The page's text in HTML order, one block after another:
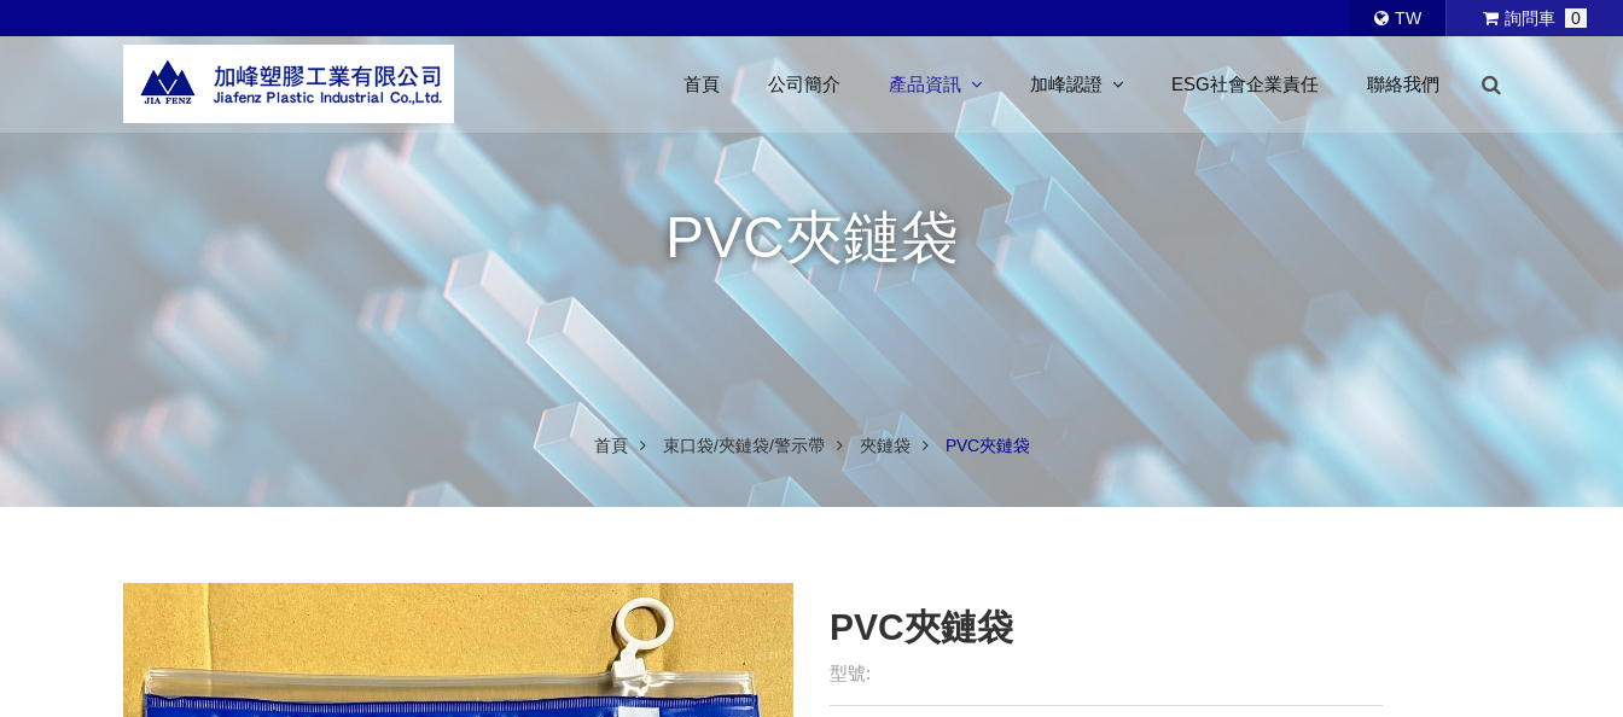
詢問車 0
TW
首頁 公司簡介 產品資訊 加峰認證 ESG社會企業責任 聯絡我們
PVC夾鏈袋
首頁 束口袋/夾鏈袋/警示帶 夾鏈袋 PVC夾鏈袋
型號: